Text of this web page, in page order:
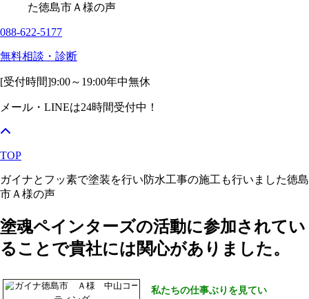
た徳島市Ａ様の声
088-622-5177
無料相談・診断
[受付時間]9:00～19:00年中無休
メール・LINEは24時間受付中！
TOP
ガイナとフッ素で塗装を行い防水工事の施工も行いました徳島
市Ａ様の声
塗魂ペインターズの活動に参加されてい
ることで貴社には関心がありました。
私たちの仕事ぶりを見てい